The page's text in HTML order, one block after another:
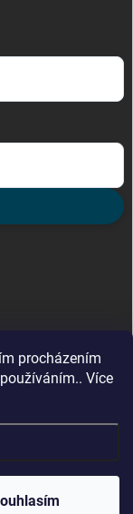
procházením
Více
vyhrazena.